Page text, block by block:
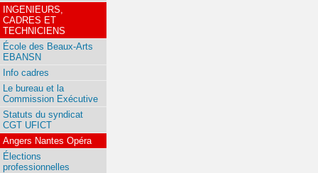
INGENIEURS,
CADRES ET
TECHNICIENS
École des Beaux-Arts
EBANSN
Info cadres
Le bureau et la
Commission Exécutive
Statuts du syndicat
CGT UFICT
Angers Nantes Opéra
Élections
professionnelles